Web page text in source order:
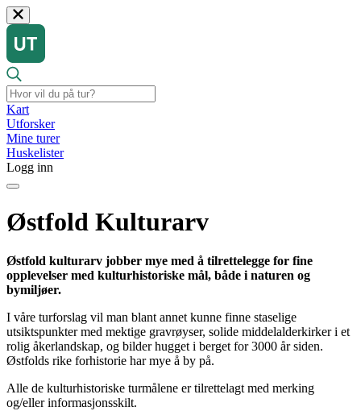
Kart
Utforsker
Mine turer
Huskelister
Logg inn
Østfold Kulturarv
Østfold kulturarv jobber mye med å tilrettelegge for fine
opplevelser med kulturhistoriske mål, både i naturen og
bymiljøer.
I våre turforslag vil man blant annet kunne finne staselige
utsiktspunkter med mektige gravrøyser, solide middelalderkirker i et
rolig åkerlandskap, og bilder hugget i berget for 3000 år siden.
Østfolds rike forhistorie har mye å by på.
Alle de kulturhistoriske turmålene er tilrettelagt med merking
og/eller informasjonsskilt.